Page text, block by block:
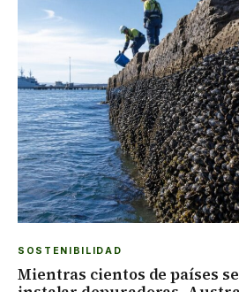
SOSTENIBILIDAD
Mientras cientos de países